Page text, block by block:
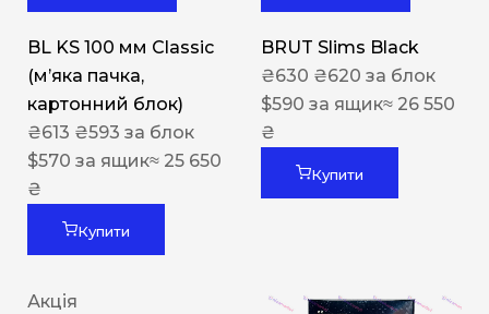
BL KS 100 мм Classic
(м’яка пачка,
картонний блок)
₴613 ₴593 за блок
$570 за ящик≈ 25 650
₴
Купити
BRUT Slims Black
₴630 ₴620 за блок
$590 за ящик≈ 26 550
₴
Купити
Акція